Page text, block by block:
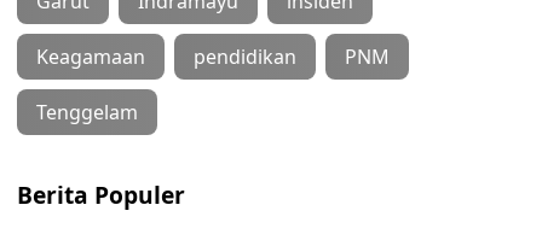
Keagamaan pendidikan PNM
Tenggelam
Berita Populer